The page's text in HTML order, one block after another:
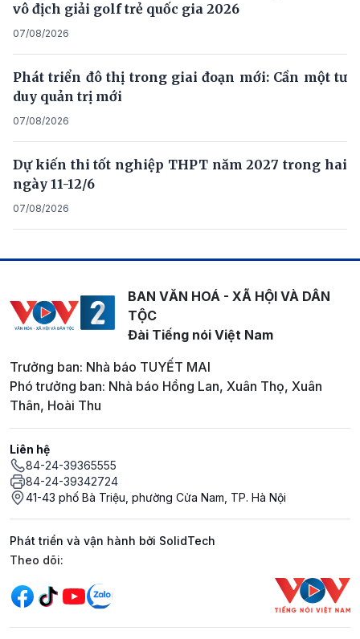
vô địch giải golf trẻ quốc gia 2026
07/08/2026
Phát triển đô thị trong giai đoạn mới: Cần một tư
duy quản trị mới
07/08/2026
Dự kiến thi tốt nghiệp THPT năm 2027 trong hai
ngày 11-12/6
07/08/2026
BAN VĂN HOÁ - XÃ HỘI VÀ DÂN
TỘC
Đài Tiếng nói Việt Nam
Trưởng ban: Nhà báo TUYẾT MAI
Phó trưởng ban: Nhà báo Hồng Lan, Xuân Thọ, Xuân
Thân, Hoài Thu
Liên hệ
84-24-39365555
84-24-39342724
41-43 phố Bà Triệu, phường Cửa Nam, TP. Hà Nội
Phát triển và vận hành bởi SolidTech
Mạng xã hội
Theo dõi: